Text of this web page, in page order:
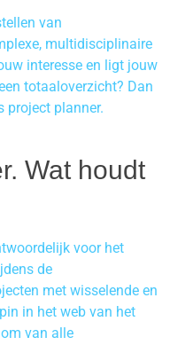
van
multidisciplinaire
interesse en ligt jouw
totaaloverzicht? Dan
project planner.
Wat houdt
voor het
de
met wisselende en
in het web van het
van alle